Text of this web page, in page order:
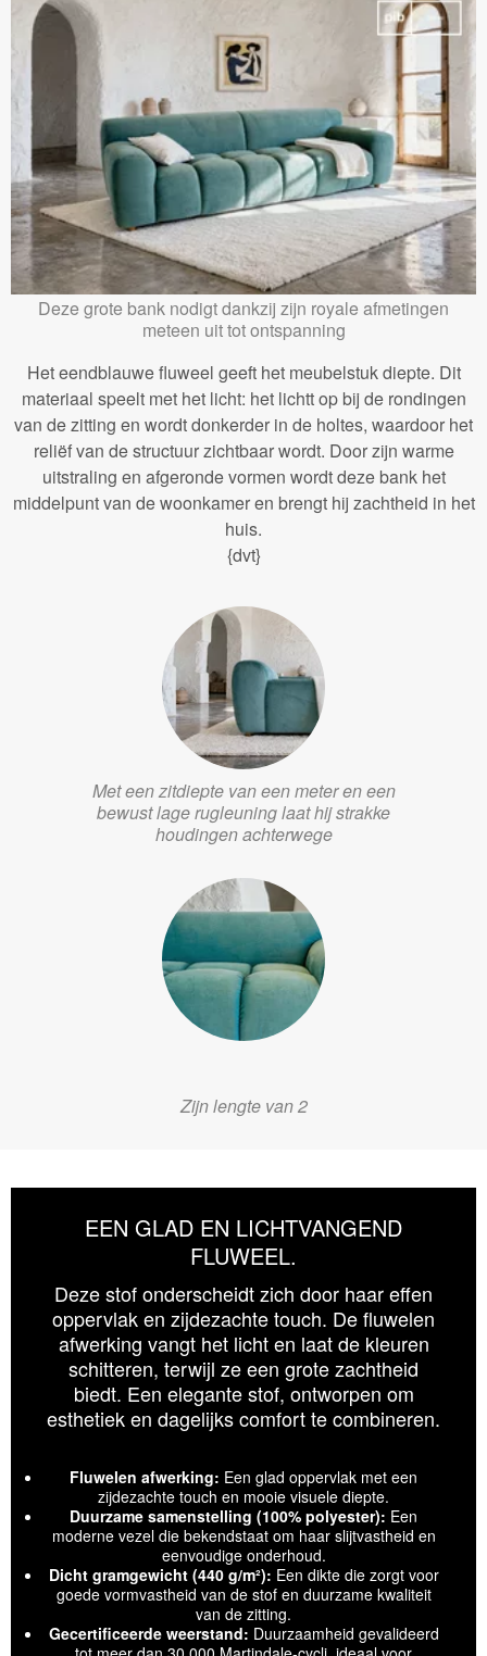
Deze grote bank nodigt dankzij zijn royale afmetingen
meteen uit tot ontspanning
Het eendblauwe fluweel geeft het meubelstuk diepte. Dit
materiaal speelt met het licht: het lichtt op bij de rondingen
van de zitting en wordt donkerder in de holtes, waardoor het
reliëf van de structuur zichtbaar wordt. Door zijn warme
uitstraling en afgeronde vormen wordt deze bank het
middelpunt van de woonkamer en brengt hij zachtheid in het
huis.
{dvt}
Met een zitdiepte van een meter en een
bewust lage rugleuning laat hij strakke
houdingen achterwege
Zijn lengte van 2
EEN GLAD EN LICHTVANGEND
FLUWEEL.
Deze stof onderscheidt zich door haar effen
oppervlak en zijdezachte touch. De fluwelen
afwerking vangt het licht en laat de kleuren
schitteren, terwijl ze een grote zachtheid
biedt. Een elegante stof, ontworpen om
esthetiek en dagelijks comfort te combineren.
Fluwelen afwerking: Een glad oppervlak met een
zijdezachte touch en mooie visuele diepte.
Duurzame samenstelling (100% polyester): Een
moderne vezel die bekendstaat om haar slijtvastheid en
eenvoudige onderhoud.
Dicht gramgewicht (440 g/m²): Een dikte die zorgt voor
goede vormvastheid van de stof en duurzame kwaliteit
van de zitting.
Gecertificeerde weerstand: Duurzaamheid gevalideerd